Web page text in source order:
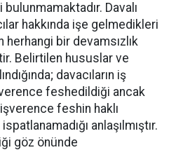
Davalı
hakkında işe gelmedikleri
bir devamsızlık
Belirtilen hususlar ve
davacıların iş
feshedildiği ancak
feshin haklı
anlaşılmıştır.
göz önünde